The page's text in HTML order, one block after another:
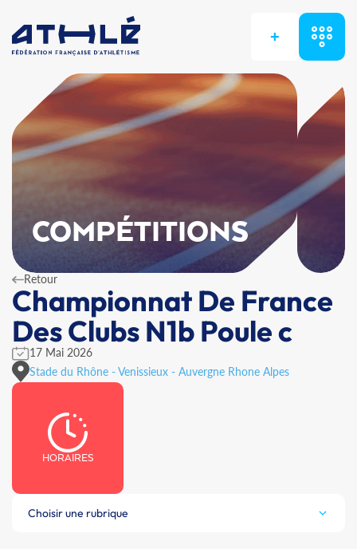
+
COMPÉTITIONS
Retour
Championnat De France
Des Clubs N1b Poule c
17 Mai 2026
Stade du Rhône - Venissieux - Auvergne Rhone Alpes
HORAIRES
Choisir une rubrique